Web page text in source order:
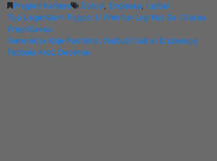
Pregled Karijere
Golovi, Engleska, fudbal
POST
NAVIGATION
Top Legendarni Pogoci U Premijer Ligi Koji Se I Danas
Prepričavaju
Generacije Koje Pamtimo: Najbolji Golovi Engleskog
Fudbala Kroz Decenije